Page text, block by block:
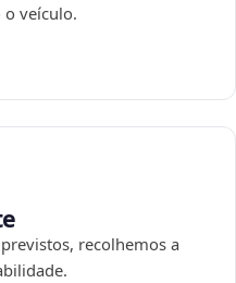
o veículo.
recolhemos a